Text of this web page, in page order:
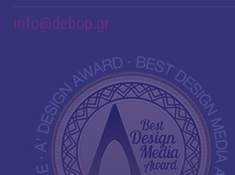
info@debop.gr